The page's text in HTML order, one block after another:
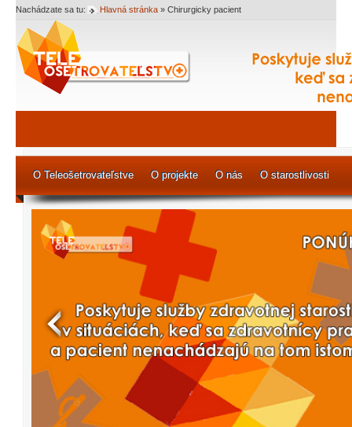
Nachádzate sa tu: Hlavná stránka » Chirurgicky pacient
O Teleošetrovateľstve O projekte O nás O starostlivosti